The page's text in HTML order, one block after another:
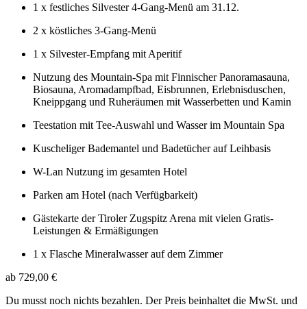
1 x festliches Silvester 4-Gang-Menü am 31.12.
2 x köstliches 3-Gang-Menü
1 x Silvester-Empfang mit Aperitif
Nutzung des Mountain-Spa mit Finnischer Panoramasauna,
Biosauna, Aromadampfbad, Eisbrunnen, Erlebnisduschen,
Kneippgang und Ruheräumen mit Wasserbetten und Kamin
Teestation mit Tee-Auswahl und Wasser im Mountain Spa
Kuscheliger Bademantel und Badetücher auf Leihbasis
W-Lan Nutzung im gesamten Hotel
Parken am Hotel (nach Verfügbarkeit)
Gästekarte der Tiroler Zugspitz Arena mit vielen Gratis-
Leistungen & Ermäßigungen
1 x Flasche Mineralwasser auf dem Zimmer
ab 729,00 €
Du musst noch nichts bezahlen. Der Preis beinhaltet die MwSt. und